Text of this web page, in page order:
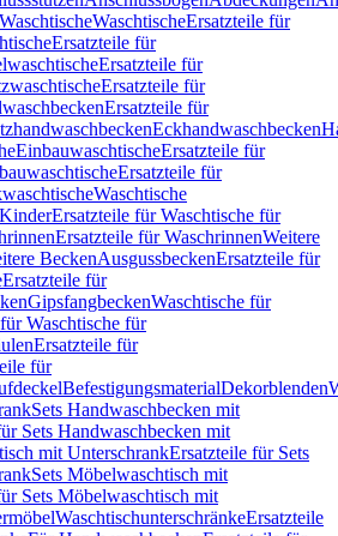
WaschtischeWaschtischeErsatzteile für
Ersatzteile für
Ersatzteile für
Ersatzteile für
Ersatzteile für
Eckhandwaschbecken
EinbauwaschtischeErsatzteile für
Ersatzteile für
Waschtische
Ersatzteile für Waschtische für
Ersatzteile für WaschrinnenWeitere
BeckenAusgussbeckenErsatzteile für
Ersatzteile für
GipsfangbeckenWaschtische für
Waschtische für
Ersatzteile für
für
BefestigungsmaterialDekorblenden
Sets Handwaschbecken mit
Sets Handwaschbecken mit
mit UnterschrankErsatzteile für Sets
Sets Möbelwaschtisch mit
Sets Möbelwaschtisch mit
WaschtischunterschränkeErsatzteile